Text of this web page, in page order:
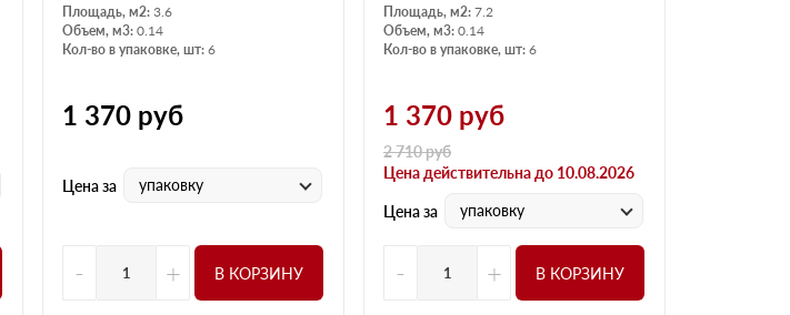
Площадь, м2: 3.6
Объем, м3: 0.14
Кол-во в упаковке, шт: 6
1 370 руб
Цена за упаковку
- + В КОРЗИНУ
Площадь, м2: 7.2
Объем, м3: 0.14
Кол-во в упаковке, шт: 6
1 370 руб
2 710руб
Цена действительна до 10.08.2026
Цена за упаковку
- + В КОРЗИНУ